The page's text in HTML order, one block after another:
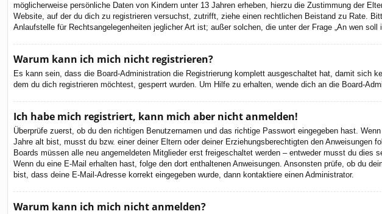
möglicherweise persönliche Daten von Kindern unter 13 Jahren erheben, hierzu die Zustimmung der
Website, auf der du dich zu registrieren versuchst, zutrifft, ziehe einen rechtlichen Beistand zu Rate.
Anlaufstelle für Rechtsangelegenheiten jeglicher Art ist; außer solchen, die unter der Frage „An wen
Warum kann ich mich nicht registrieren?
Es kann sein, dass die Board-Administration die Registrierung komplett ausgeschaltet hat, damit sich
dem du dich registrieren möchtest, gesperrt wurden. Um Hilfe zu erhalten, wende dich an die Board-
Ich habe mich registriert, kann mich aber nicht anmelden!
Überprüfe zuerst, ob du den richtigen Benutzernamen und das richtige Passwort eingegeben hast.
Jahre alt bist, musst du bzw. einer deiner Eltern oder deiner Erziehungsberechtigten den
Boards müssen alle neu angemeldeten Mitglieder erst freigeschaltet werden – entweder musst du
Wenn du eine E-Mail erhalten hast, folge den dort enthaltenen Anweisungen. Ansonsten prüfe, ob du
bist, dass deine E-Mail-Adresse korrekt eingegeben wurde, dann kontaktiere einen Administrator.
Warum kann ich mich nicht anmelden?